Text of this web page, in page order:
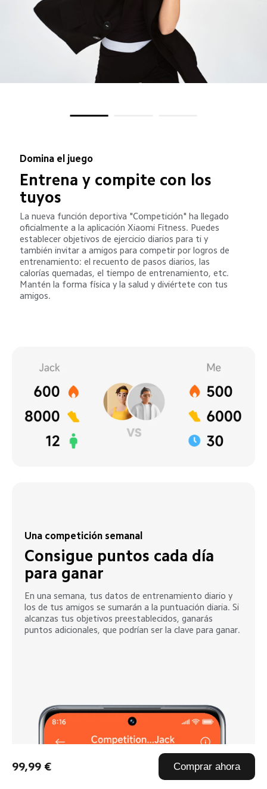
99,99 € Comprar ahora
Domina el juego
Entrena y compite con los
tuyos
La nueva función deportiva "Competición" ha llegado
oficialmente a la aplicación Xiaomi Fitness. Puedes
establecer objetivos de ejercicio diarios para ti y
también invitar a amigos para competir por logros de
entrenamiento: el recuento de pasos diarios, las
calorías quemadas, el tiempo de entrenamiento, etc.
Mantén la forma física y la salud y diviértete con tus
amigos.
Una competición semanal
Consigue puntos cada día
para ganar
En una semana, tus datos de entrenamiento diario y
los de tus amigos se sumarán a la puntuación diaria. Si
alcanzas tus objetivos preestablecidos, ganarás
puntos adicionales, que podrían ser la clave para ganar.